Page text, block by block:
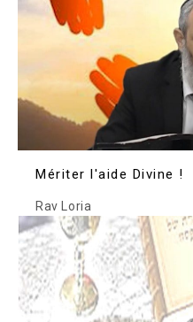
Mériter l'aide Divine !
Rav Loria